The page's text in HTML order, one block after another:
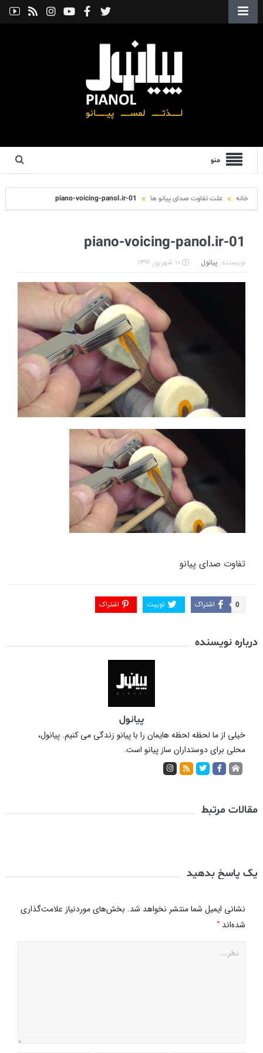
منو
خانه علت تفاوت صدای پیانو ها piano-voicing-panol.ir-01
piano-voicing-panol.ir-01
نویسنده: پیانول ۱۰ شهریور ۱۳۹۶
تفاوت صدای پیانو
اشتراک 0 توییت اشتراک
درباره نویسنده
پیانول
خیلی از ما لحظه لحظه هایمان را با پیانو زندگی می کنیم. پیانول،
محلی برای دوستداران ساز پیانو است.
مقالات مرتبط
یک پاسخ بدهید
نشانی ایمیل شما منتشر نخواهد شد. بخش‌های موردنیاز علامت‌گذاری
شده‌اند *